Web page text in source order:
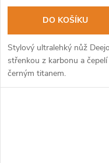
DO KOŠÍKU
Stylový ultralehký nůž
střenkou z karbonu a čepelí
černým titanem.